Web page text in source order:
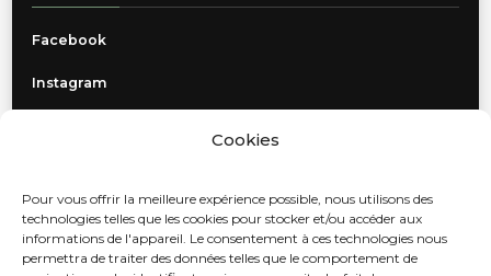
Cookies
Pour vous offrir la meilleure expérience possible, nous utilisons des
technologies telles que les cookies pour stocker et/ou accéder aux
informations de l'appareil. Le consentement à ces technologies nous
permettra de traiter des données telles que le comportement de
Facebook
Instagram
Politique de confidentialité
Livraison, retours et échanges